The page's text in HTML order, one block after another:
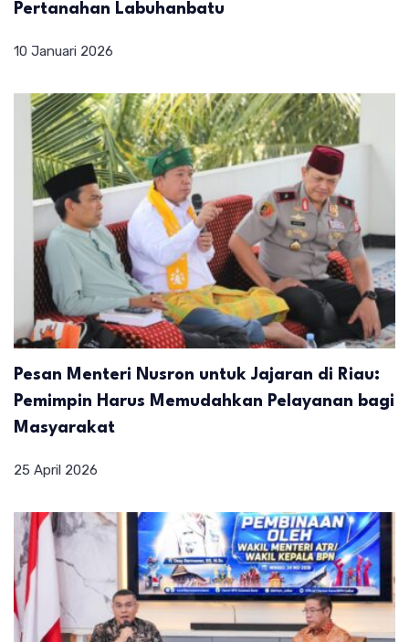
Pertanahan Labuhanbatu
10 Januari 2026
Pesan Menteri Nusron untuk Jajaran di Riau:
Pemimpin Harus Memudahkan Pelayanan bagi
Masyarakat
25 April 2026